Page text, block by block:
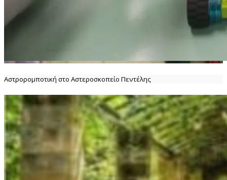
Αστρορομποτική στο Αστεροσκοπείο Πεντέλης